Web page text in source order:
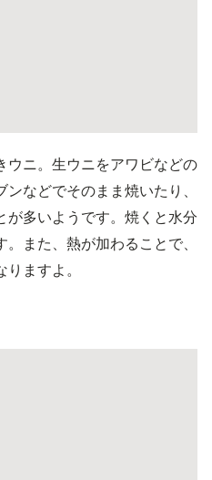
ウニ。生ウニをアワビなどの
などでそのまま焼いたり、
が多いようです。焼くと水分
また、熱が加わることで、
ますよ。